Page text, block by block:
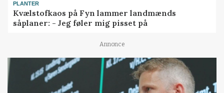
PLANTER
Kvælstofkaos på Fyn lammer landmænds
såplaner: - Jeg føler mig pisset på
Annonce